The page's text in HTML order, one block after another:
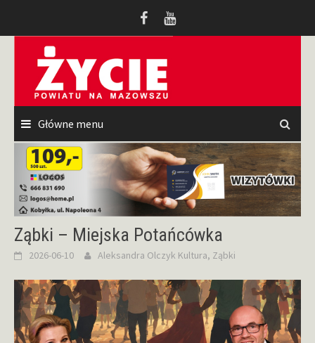
Główne menu
Ząbki – Miejska Potańcówka
2026-06-10 Aleksandra Olczyk Kultura, Ząbki